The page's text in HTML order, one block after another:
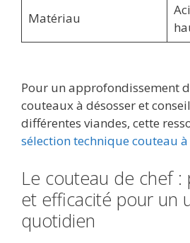
Matériau
Pour un approfondissement
couteaux à désosser et
différentes viandes, cette
sélection technique couteau
Le couteau de chef :
et efficacité pour un
quotidien